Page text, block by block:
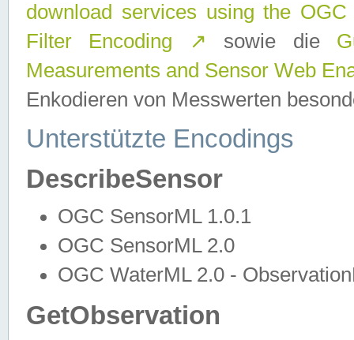
download services using the
Filter Encoding
↗ sowie die
Measurements and Sensor Web
Enkodieren von Messwerten
Unterstützte Encodings
DescribeSensor
OGC SensorML 1.0.1
OGC SensorML 2.0
OGC WaterML 2.0 -
GetObservation